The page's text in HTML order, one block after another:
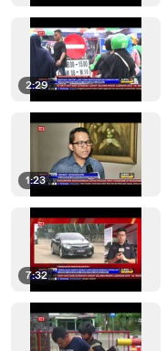
2:29
1:23
7:32